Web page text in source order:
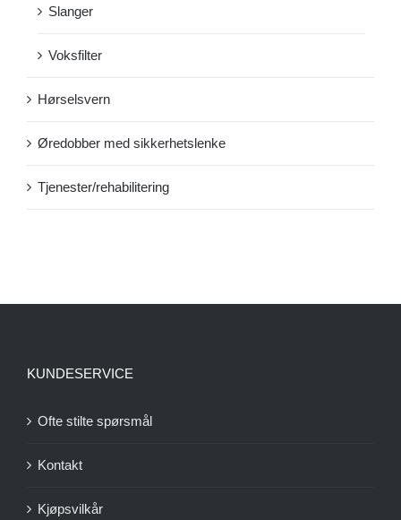
Slanger
Voksfilter
Hørselsvern
Øredobber med sikkerhetslenke
Tjenester/rehabilitering
KUNDESERVICE
Ofte stilte spørsmål
Kontakt
Kjøpsvilkår